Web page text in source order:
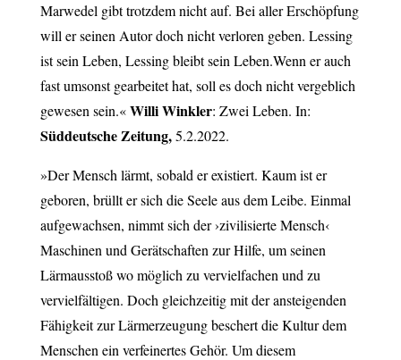
Marwedel gibt trotzdem nicht auf. Bei aller Erschöpfung
will er seinen Autor doch nicht verloren geben. Lessing
ist sein Leben, Lessing bleibt sein Leben.Wenn er auch
fast umsonst gearbeitet hat, soll es doch nicht vergeblich
gewesen sein.«Willi Winkler: Zwei Leben. In:
Süddeutsche Zeitung,5.2.2022.
»Der Mensch lärmt, sobald er existiert. Kaum ist er
geboren, brüllt er sich die Seele aus dem Leibe. Einmal
aufgewachsen, nimmt sich der ›zivilisierte Mensch‹
Maschinen und Gerätschaften zur Hilfe, um seinen
Lärmausstoß wo möglich zu vervielfachen und zu
vervielfältigen. Doch gleichzeitig mit der ansteigenden
Fähigkeit zur Lärmerzeugung beschert die Kultur dem
Menschen ein verfeinertes Gehör. Um diesem